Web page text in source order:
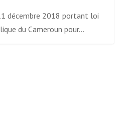
décembre 2018 portant loi
du Cameroun pour...